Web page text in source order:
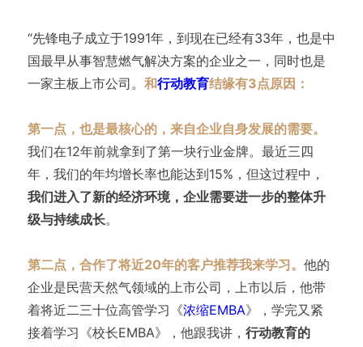
“先锋电子成立于1991年，到现在已经有33年，也是中
国最早从事智慧燃气解决方案的企业之一，同时也是
一家主板上市公司。 和行动教育结缘有3点原因：
第一点，也是最核心的，来自企业自身发展的需要。
我们在12年前就拿到了第一块行业金牌。最近三四
年，我们的年均增长率也能达到15%，但这过程中，
我们进入了新的经济环境，企业需要进一步的整体升
级与持续成长。
第二点，合作了将近20年的客户推荐我来学习。 他的
企业是民营天然气领域的上市公司，上市以后，他带
着将近二三十位高管学习《浓缩EMBA》，学完又紧
接着学习《校长EMBA》，他跟我讲， 行动教育的